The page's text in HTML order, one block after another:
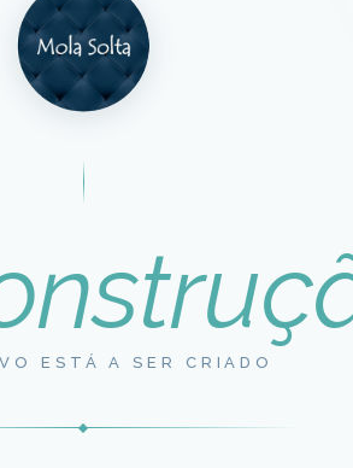
ESTÁ A SER CRIADO